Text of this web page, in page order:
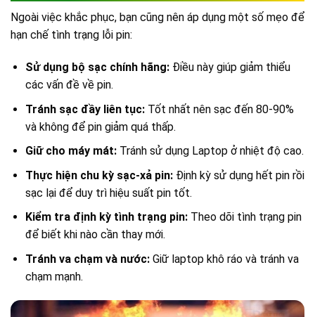
Ngoài việc khắc phục, bạn cũng nên áp dụng một số mẹo để
hạn chế tình trạng lỗi pin:
Sử dụng bộ sạc chính hãng:Điều này giúp giảm thiểu
các vấn đề về pin.
Tránh sạc đầy liên tục:Tốt nhất nên sạc đến 80-90%
và không để pin giảm quá thấp.
Giữ cho máy mát:Tránh sử dụng Laptop ở nhiệt độ cao.
Thực hiện chu kỳ sạc-xả pin:Định kỳ sử dụng hết pin rồi
sạc lại để duy trì hiệu suất pin tốt.
Kiểm tra định kỳ tình trạng pin:Theo dõi tình trạng pin
để biết khi nào cần thay mới.
Tránh va chạm và nước:Giữ laptop khô ráo và tránh va
chạm mạnh.